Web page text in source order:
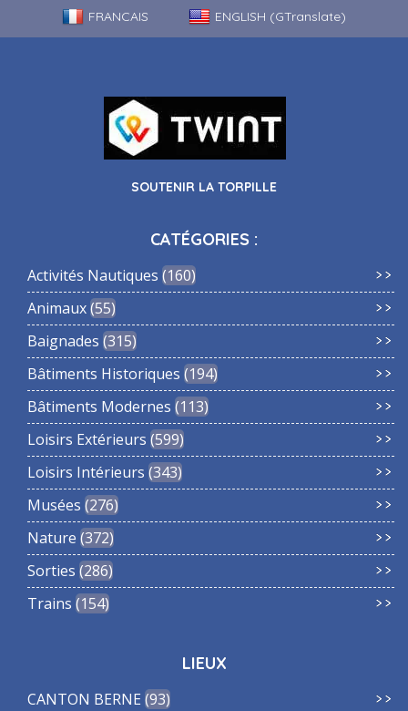
FRANCAIS
ENGLISH (GTranslate)
SOUTENIR LA TORPILLE
CATÉGORIES :
Activités Nautiques 160
Animaux 55
Baignades 315
Bâtiments Historiques 194
Bâtiments Modernes 113
Loisirs Extérieurs 599
Loisirs Intérieurs 343
Musées 276
Nature 372
Sorties 286
Trains 154
LIEUX
CANTON BERNE 93